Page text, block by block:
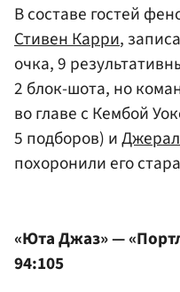
В составе гостей
Стивен Карри,
очка, 9
2 блок-шота, но
во главе с Кембой
5 подборов) и
похоронили его
«Юта Джаз» —
94:105